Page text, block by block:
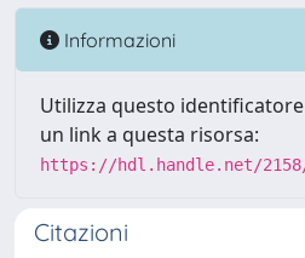
Informazioni
Utilizza questo
un link a questa risorsa:
https://hdl.handle.net/2158/
Citazioni